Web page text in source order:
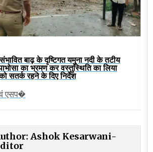
बाढ़ के दृष्टिगत यमुना नदी के तटीय
का भ्रमण कर वस्तुस्थिति का लिया
सतर्क रहने के दिए निर्देश
एसप�
Ashok Kesarwani-